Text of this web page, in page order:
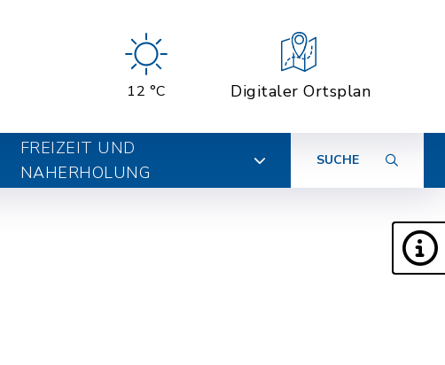
12 °C Digitaler Ortsplan
FREIZEIT UND
NAHERHOLUNG
SUCHE